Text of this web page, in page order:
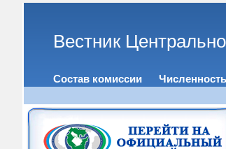
Вестник
Состав комиссии